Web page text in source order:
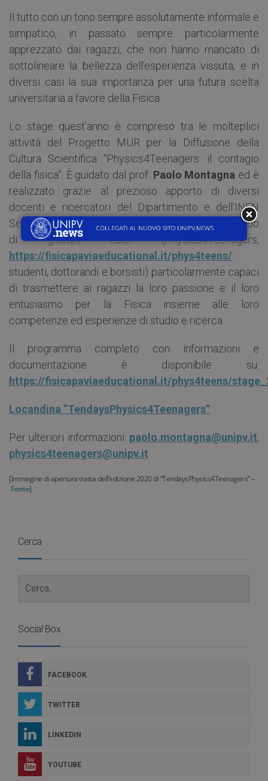
Il tutto con un tono sempre assolutamente informale e
simpatico, in passato sempre particolarmente
apprezzato dai ragazzi, che non hanno mancato di
sottolineare la bellezza dell’esperienza vissuta, e in
diversi casi la sua importanza per una futura scelta
universitaria a favore della Fisica.
Lo stage quest’anno è compreso tra le molteplici
attività del Progetto MUR per la Diffusione della
Cultura Scientifica “Physics4Teenagers: il contagio
della fisica”. È guidato dal prof. Paolo Montagna ed è
realizzato grazie al prezioso apporto di diversi
docenti e ricercatori del Dipartimento e dell’INFN
Sezione di Pavia, e soprattutto di un numeroso gruppo
di giovani fisici (Physics4Teenagers,
https://fisicapaviaeducational.it/phys4teens/:
studenti, dottorandi e borsisti) particolarmente capaci
di trasmettere ai ragazzi la loro passione e il loro
entusiasmo per la Fisica insieme alle loro
competenze ed esperienze di studio e ricerca.
Il programma completo con informazioni e
documentazione è disponibile su:
https://fisicapaviaeducational.it/phys4teens/
Locandina “TendaysPhysics4Teenagers”
Per ulteriori informazioni: paolo.montagna@unipv.it,
physics4teenagers@unipv.it
[Immagine di apertura tratta dell’edizione 2020 di “TendaysPhysics4Teenagers” –
Fonte]
Cerca
Social Box
FACEBOOK
TWITTER
LINKEDIN
YOUTUBE